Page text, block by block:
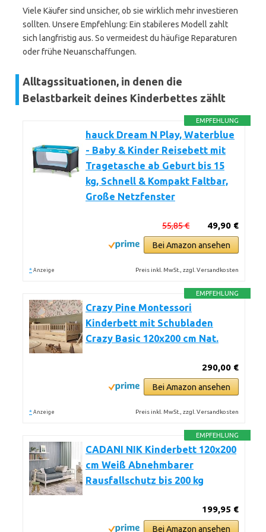
Viele Käufer sind unsicher, ob sie wirklich mehr investieren
sollten. Unsere Empfehlung: Ein stabileres Modell zahlt
sich langfristig aus. So vermeidest du häufige Reparaturen
oder frühe Neuanschaffungen.
Alltagssituationen, in denen die
Belastbarkeit deines Kinderbettes zählt
EMPFEHLUNG
hauck Dream N Play, Waterblue
- Baby & Kinder Reisebett mit
Tragetasche ab Geburt bis 15
kg, Schnell & Kompakt Faltbar,
Große Netzfenster
49,90 €
55,85 €
Bei Amazon ansehen
* Anzeige Preis inkl. MwSt., zzgl. Versandkosten
EMPFEHLUNG
Crazy Pine Montessori
Kinderbett mit Schubladen
Crazy Basic 120x200 cm Nat.
290,00 €
Bei Amazon ansehen
* Anzeige Preis inkl. MwSt., zzgl. Versandkosten
EMPFEHLUNG
CADANI NIK Kinderbett 120x200
cm Weiß Abnehmbarer
Rausfallschutz bis 200 kg
199,95 €
Bei Amazon ansehen